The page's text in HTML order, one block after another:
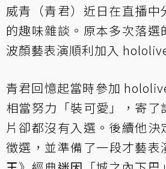
威青（青君）近日在直播中
的趣味雜談。原本多次落選
波顏藝表演順利加入
青君回憶起當時參加
相當努力「裝可愛」，寄了
片卻都沒有入選。後續他決
徵選，並準備了一段才藝